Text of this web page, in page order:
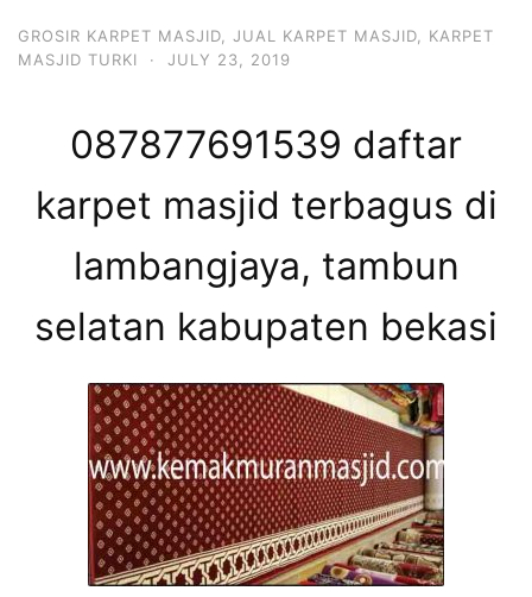
GROSIR KARPET MASJID JUAL KARPET MASJID
KARPET
MASJID TURKI
· JULY 23, 2019
087877691539 daftar
karpet masjid terbagus di
lambangjaya, tambun
selatan kabupaten bekasi